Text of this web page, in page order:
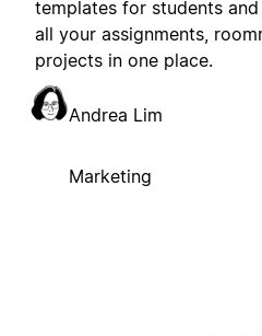
templates for students
all your assignments,
projects in one place.
Andrea Lim
Marketing